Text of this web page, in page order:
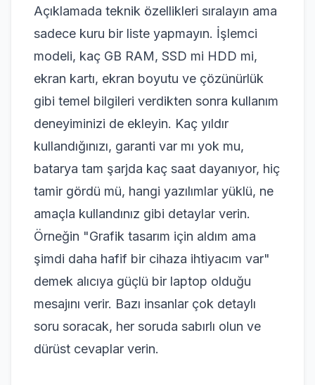
Açıklamada teknik özellikleri sıralayın ama
sadece kuru bir liste yapmayın. İşlemci
modeli, kaç GB RAM, SSD mi HDD mi,
ekran kartı, ekran boyutu ve çözünürlük
gibi temel bilgileri verdikten sonra kullanım
deneyiminizi de ekleyin. Kaç yıldır
kullandığınızı, garanti var mı yok mu,
batarya tam şarjda kaç saat dayanıyor, hiç
tamir gördü mü, hangi yazılımlar yüklü, ne
amaçla kullandınız gibi detaylar verin.
Örneğin "Grafik tasarım için aldım ama
şimdi daha hafif bir cihaza ihtiyacım var"
demek alıcıya güçlü bir laptop olduğu
mesajını verir. Bazı insanlar çok detaylı
soru soracak, her soruda sabırlı olun ve
dürüst cevaplar verin.